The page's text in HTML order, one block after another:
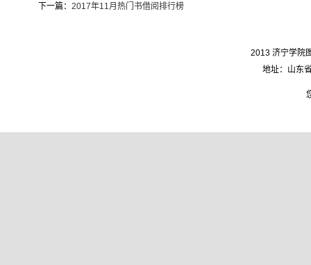
下一篇： 2017年11月热门书借阅排行榜
2013 济宁学院
地址：山东